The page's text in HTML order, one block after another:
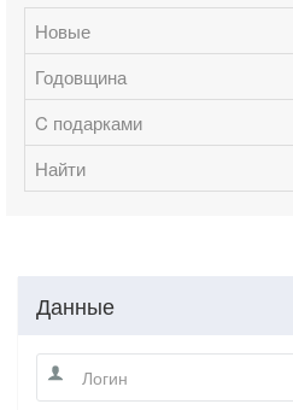
Новые
Годовщина
C подарками
Найти
Данные